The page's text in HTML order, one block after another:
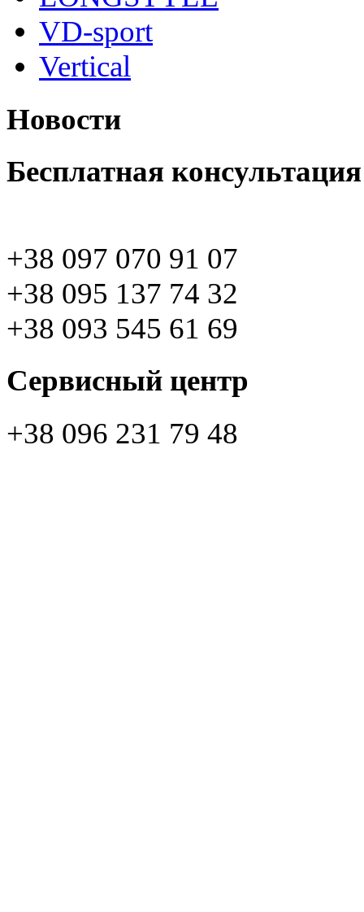
VD-sport
Vertical
Новости
Бесплатная консультация
+38 097 070 91 07
+38 095 137 74 32
+38 093 545 61 69
Сервисный центр
+38 096 231 79 48